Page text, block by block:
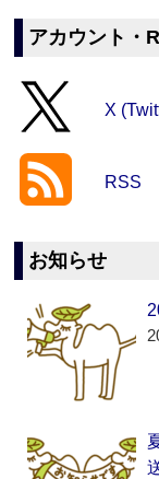
アカウント・
X
RSS
お知らせ